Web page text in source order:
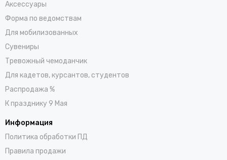
Аксессуары
Форма по ведомствам
Для мобилизованных
Сувениры
Тревожный чемоданчик
Для кадетов, курсантов, студентов
Распродажа %
К празднику 9 Мая
Информация
Политика обработки ПД
Правила продажи